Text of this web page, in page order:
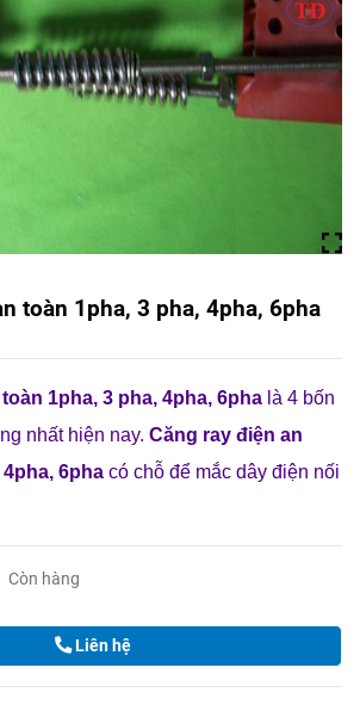
toàn 1pha, 3 pha, 4pha, 6pha
1pha, 3 pha, 4pha, 6pha là 4 bốn
nhất hiện nay. Căng ray điện an
6pha có chỗ để mắc dây điện nối
Còn hàng
Liên hệ